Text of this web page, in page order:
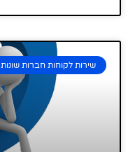
שירות לקוחות חברות שונות